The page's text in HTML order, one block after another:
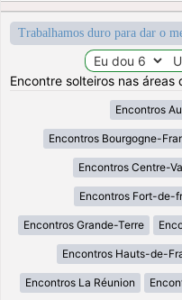
Trabalhamos duro para dar o
Encontre solteiros nas áreas
Encontros
Encontros Bourgogne-
Encontros Centre-
Encontros Fort-de-
Encontros Grande-Terre
Encontros Hauts-de-
Encontros La Réunion